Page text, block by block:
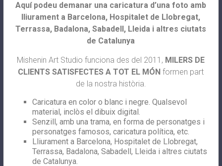
Aquí podeu demanar una caricatura d’una foto amb
lliurament a Barcelona, Hospitalet de Llobregat,
Terrassa, Badalona, Sabadell, Lleida i altres ciutats
de Catalunya
Mishenin Art Studio funciona des del 2011, MILERS DE
CLIENTS SATISFECTES A TOT EL MÓN formen part
de la nostra història.
Caricatura en color o blanc i negre. Qualsevol
material, inclòs el dibuix digital.
Senzill, amb una trama, en forma de personatges i
personatges famosos, caricatura política, etc.
Lliurament a Barcelona, Hospitalet de Llobregat,
Terrassa, Badalona, Sabadell, Lleida i altres ciutats
de Catalunya.